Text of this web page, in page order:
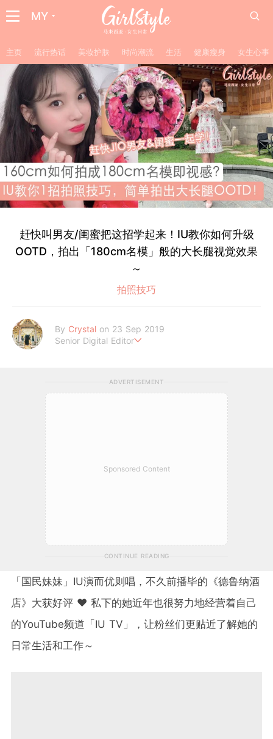
MY
主页 流行热话 美妆护肤 时尚潮流 生活 健康瘦身 女生心事
赶快叫男友/闺蜜把这招学起来！IU教你如何升级
OOTD，拍出「180cm名模」般的大长腿视觉效果
～
拍照技巧
By Crystal on 23 Sep 2019
Senior Digital Editor
ADVERTISEMENT
Sponsored Content
CONTINUE READING
「国民妹妹」IU演而优则唱，不久前播毕的《德鲁纳酒
店》大获好评 ❤️ 私下的她近年也很努力地经营着自己
的YouTube频道「IU TV」，让粉丝们更贴近了解她的
日常生活和工作～